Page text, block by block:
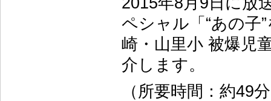
ペシャル「“あの子
崎・山里小 被爆児
介します。
（所要時間：約49